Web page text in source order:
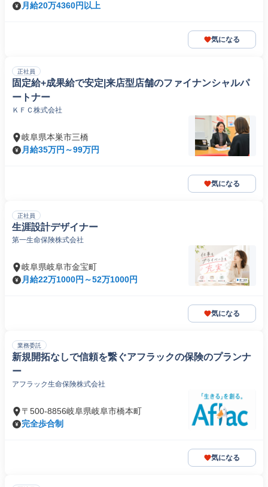
月給20万4360円以上
気になる
正社員
固定給+成果給で安定|来店型店舗のファイナンシャルパ
ートナー
ＫＦＣ株式会社
岐阜県本巣市三橋
月給35万円～99万円
気になる
正社員
生涯設計デザイナー
第一生命保険株式会社
岐阜県岐阜市金宝町
月給22万1000円～52万1000円
気になる
業務委託
新規開拓なしで信頼を繋ぐアフラックの保険のプランナ
ー
アフラック生命保険株式会社
〒500-8856岐阜県岐阜市橋本町
完全歩合制
気になる